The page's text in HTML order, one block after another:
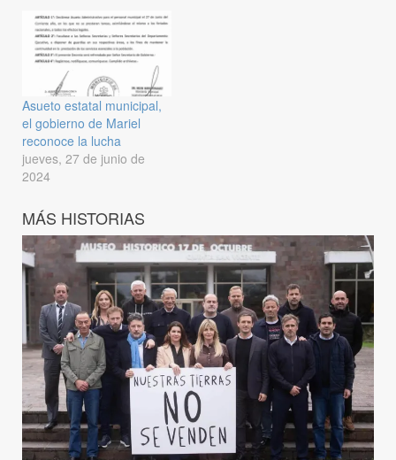
Asueto estatal municipal,
el gobierno de Mariel
reconoce la lucha
jueves, 27 de junio de
2024
MÁS HISTORIAS